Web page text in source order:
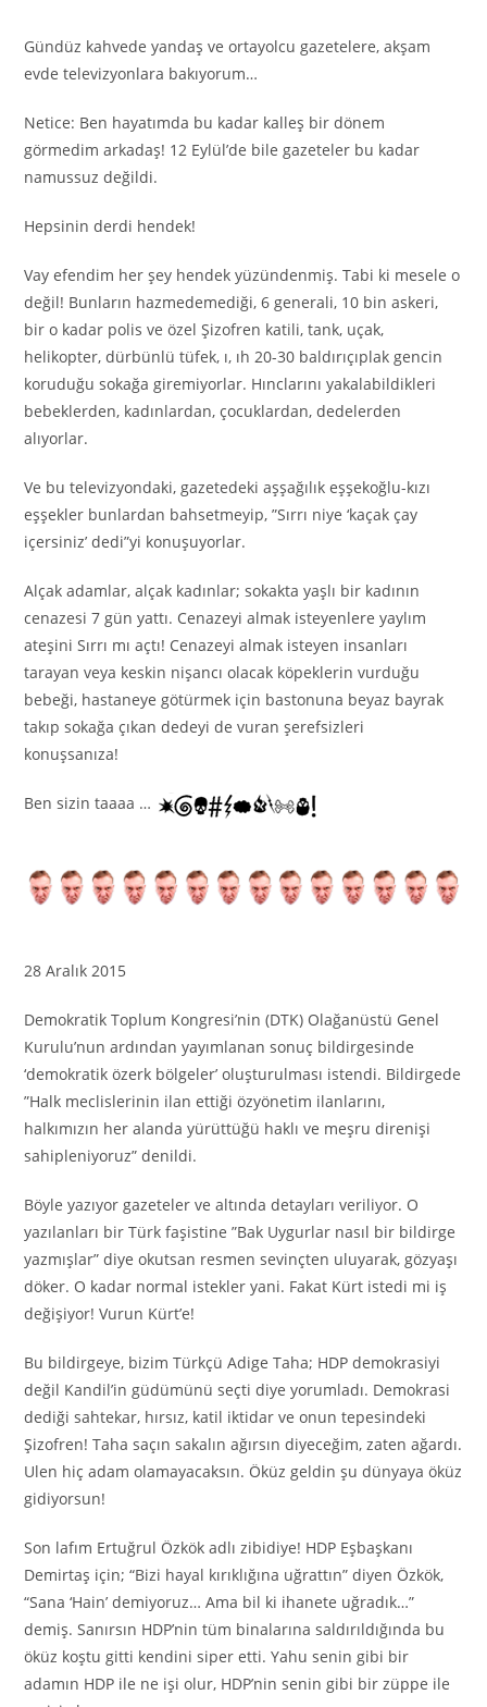
Gündüz kahvede yandaş ve ortayolcu gazetelere, akşam
evde televizyonlara bakıyorum…
Netice: Ben hayatımda bu kadar kalleş bir dönem
görmedim arkadaş! 12 Eylül’de bile gazeteler bu kadar
namussuz değildi.
Hepsinin derdi hendek!
Vay efendim her şey hendek yüzündenmiş. Tabi ki mesele o
değil! Bunların hazmedemediği, 6 generali, 10 bin askeri,
bir o kadar polis ve özel Şizofren katili, tank, uçak,
helikopter, dürbünlü tüfek, ı, ıh 20-30 baldırıçıplak gencin
koruduğu sokağa giremiyorlar. Hınclarını yakalabildikleri
bebeklerden, kadınlardan, çocuklardan, dedelerden
alıyorlar.
Ve bu televizyondaki, gazetedeki aşşağılık eşşekoğlu-kızı
eşşekler bunlardan bahsetmeyip, ”Sırrı niye ‘kaçak çay
içersiniz’ dedi”yi konuşuyorlar.
Alçak adamlar, alçak kadınlar; sokakta yaşlı bir kadının
cenazesi 7 gün yattı. Cenazeyi almak isteyenlere yaylım
ateşini Sırrı mı açtı! Cenazeyi almak isteyen insanları
tarayan veya keskin nişancı olacak köpeklerin vurduğu
bebeği, hastaneye götürmek için bastonuna beyaz bayrak
takıp sokağa çıkan dedeyi de vuran şerefsizleri
konuşsanıza!
Ben sizin taaaa …
28 Aralık 2015
Demokratik Toplum Kongresi’nin (DTK) Olağanüstü Genel
Kurulu’nun ardından yayımlanan sonuç bildirgesinde
‘demokratik özerk bölgeler’ oluşturulması istendi. Bildirgede
”Halk meclislerinin ilan ettiği özyönetim ilanlarını,
halkımızın her alanda yürüttüğü haklı ve meşru direnişi
sahipleniyoruz” denildi.
Böyle yazıyor gazeteler ve altında detayları veriliyor. O
yazılanları bir Türk faşistine ”Bak Uygurlar nasıl bir bildirge
yazmışlar” diye okutsan resmen sevinçten uluyarak, gözyaşı
döker. O kadar normal istekler yani. Fakat Kürt istedi mi iş
değişiyor! Vurun Kürt’e!
Bu bildirgeye, bizim Türkçü Adige Taha; HDP demokrasiyi
değil Kandil’in güdümünü seçti diye yorumladı. Demokrasi
dediği sahtekar, hırsız, katil iktidar ve onun tepesindeki
Şizofren! Taha saçın sakalın ağırsın diyeceğim, zaten ağardı.
Ulen hiç adam olamayacaksın. Öküz geldin şu dünyaya öküz
gidiyorsun!
Son lafım Ertuğrul Özkök adlı zibidiye! HDP Eşbaşkanı
Demirtaş için; “Bizi hayal kırıklığına uğrattın” diyen Özkök,
“Sana ‘Hain’ demiyoruz… Ama bil ki ihanete uğradık…”
demiş. Sanırsın HDP’nin tüm binalarına saldırıldığında bu
öküz koştu gitti kendini siper etti. Yahu senin gibi bir
adamın HDP ile ne işi olur, HDP’nin senin gibi bir züppe ile